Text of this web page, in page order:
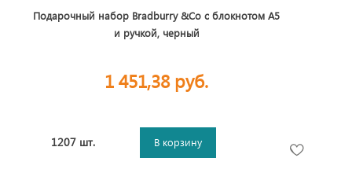
Подарочный набор Bradburry &Co с блокнотом А5
и ручкой, черный
1 451,38 руб.
1207 шт. В корзину